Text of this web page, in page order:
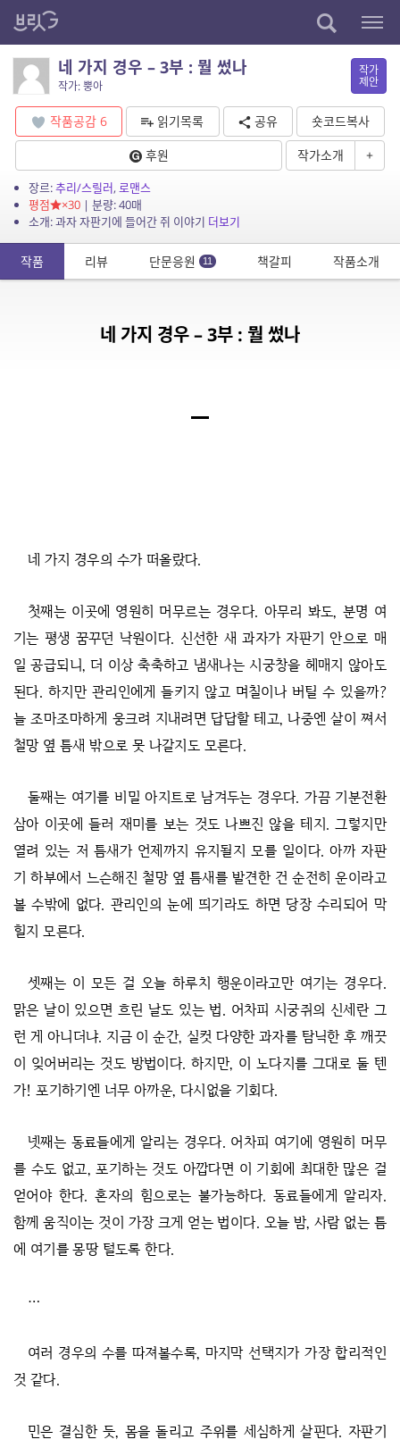
네 가지 경우 – 3부 : 뭘 썼나
작가: 뿡아
작가
제안
작품공감 6 읽기목록 공유
숏코드복사
후원
작가소개 +
장르:추리/스릴러,로맨스
평점
×30| 분량: 40매
소개: 과자 자판기에 들어간 쥐 이야기 더보기
작품 리뷰 단문응원 11 책갈피 작품소개
네 가지 경우 – 3부 : 뭘 썼나
네 가지 경우의 수가 떠올랐다.
첫째는 이곳에 영원히 머무르는 경우다. 아무리 봐도, 분명 여
기는 평생 꿈꾸던 낙원이다. 신선한 새 과자가 자판기 안으로 매
일 공급되니, 더 이상 축축하고 냄새나는 시궁창을 헤매지 않아도
된다. 하지만 관리인에게 들키지 않고 며칠이나 버틸 수 있을까?
늘 조마조마하게 웅크려 지내려면 답답할 테고, 나중엔 살이 쪄서
철망 옆 틈새 밖으로 못 나갈지도 모른다.
둘째는 여기를 비밀 아지트로 남겨두는 경우다. 가끔 기분전환
삼아 이곳에 들러 재미를 보는 것도 나쁘진 않을 테지. 그렇지만
열려 있는 저 틈새가 언제까지 유지될지 모를 일이다. 아까 자판
기 하부에서 느슨해진 철망 옆 틈새를 발견한 건 순전히 운이라고
볼 수밖에 없다. 관리인의 눈에 띄기라도 하면 당장 수리되어 막
힐지 모른다.
셋째는 이 모든 걸 오늘 하루치 행운이라고만 여기는 경우다.
맑은 날이 있으면 흐린 날도 있는 법. 어차피 시궁쥐의 신세란 그
런 게 아니더냐. 지금 이 순간, 실컷 다양한 과자를 탐닉한 후 깨끗
이 잊어버리는 것도 방법이다. 하지만, 이 노다지를 그대로 둘 텐
가! 포기하기엔 너무 아까운, 다시없을 기회다.
넷째는 동료들에게 알리는 경우다. 어차피 여기에 영원히 머무
를 수도 없고, 포기하는 것도 아깝다면 이 기회에 최대한 많은 걸
얻어야 한다. 혼자의 힘으로는 불가능하다. 동료들에게 알리자.
함께 움직이는 것이 가장 크게 얻는 법이다. 오늘 밤, 사람 없는 틈
에 여기를 몽땅 털도록 한다.
…
여러 경우의 수를 따져볼수록, 마지막 선택지가 가장 합리적인
것 같다.
민은 결심한 듯, 몸을 돌리고 주위를 세심하게 살핀다. 자판기